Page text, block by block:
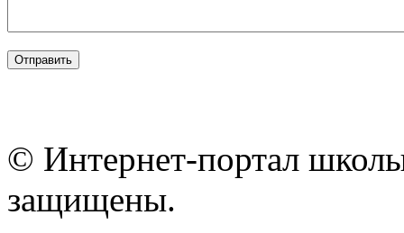
© Интернет-портал
защищены.